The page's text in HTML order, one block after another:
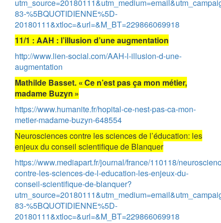
83-%5BQUOTIDIENNE%5D-
20180111&xtloc=&url=&M_BT=229866069918
11/1 : AAH : l’illusion d’une augmentation
http://www.lien-social.com/AAH-l-illusion-d-une-
augmentation
Mathilde Basset. « Ce n’est pas ça mon métier,
madame Buzyn »
https://www.humanite.fr/hopital-ce-nest-pas-ca-mon-
metier-madame-buzyn-648554
Neurosciences contre les sciences de l’éducation: les
enjeux du conseil scientifique de Blanquer
https://www.mediapart.fr/journal/france/110118/
contre-les-sciences-de-l-education-les-enjeux-du-
conseil-scientifique-de-blanquer?
83-%5BQUOTIDIENNE%5D-
20180111&xtloc=&url=&M_BT=229866069918